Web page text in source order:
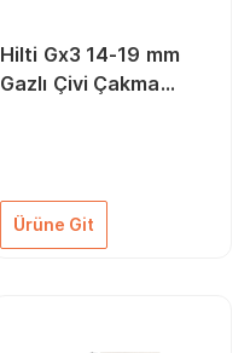
Hilti Gx3 14-19 mm
Gazlı Çivi Çakma
Ürüne Git